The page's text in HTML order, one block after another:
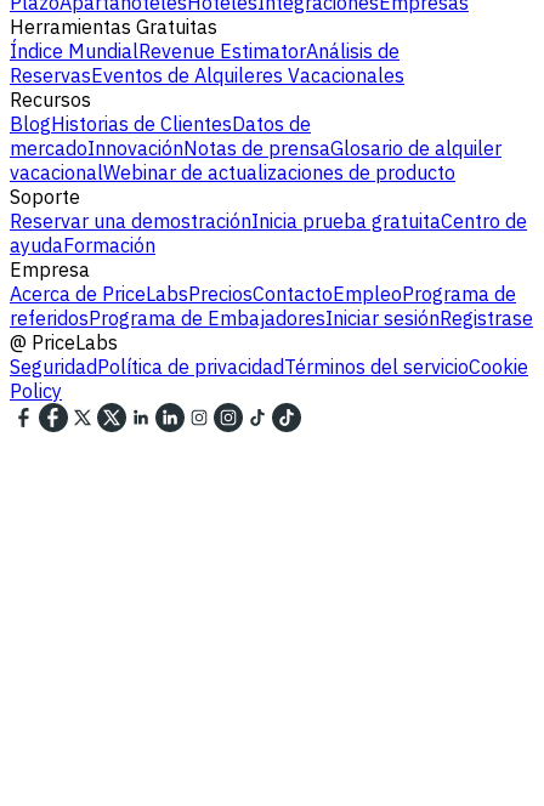
Herramientas Gratuitas
Índice MundialRevenue EstimatorAnálisis de
ReservasEventos de Alquileres Vacacionales
Recursos
BlogHistorias de ClientesDatos de
mercadoInnovaciónNotas de prensaGlosario de alquiler
vacacionalWebinar de actualizaciones de producto
Soporte
Reservar una demostraciónInicia prueba gratuitaCentro de
ayudaFormación
Empresa
Acerca de PriceLabsPreciosContactoEmpleoPrograma de
referidosPrograma de EmbajadoresIniciar sesiónRegistrase
@ PriceLabs
SeguridadPolítica de privacidadTérminos del servicioCookie
Policy